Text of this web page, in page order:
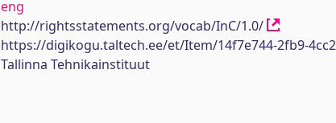
eng
http://rightsstatements.org/vocab/InC/1.0/
https://digikogu.taltech.ee/et/Item/14f7e744-2fb9-
Tallinna Tehnikainstituut